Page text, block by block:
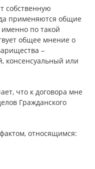
собственную
применяются общие
по такой
общее мнение о
–
консенсуальный или
что к договора мне
Гражданского
относящимся: